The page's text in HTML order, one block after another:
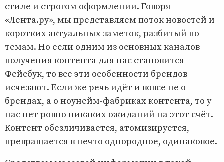
стиле и строгом оформлении. Говоря
«Лента.ру», мы представляем поток новостей и
коротких актуальных заметок, разбитый по
темам. Но если одним из основных каналов
получения контента для нас становится
Фейсбук, то все эти особенности брендов
исчезают. Если же речь идёт и вовсе не о
брендах, а о ноунейм-фабриках контента, то у
нас нет ровно никаких ожиданий на этот счёт.
Контент обезличивается, атомизируется,
превращается в нечто однородное, одинаковое.